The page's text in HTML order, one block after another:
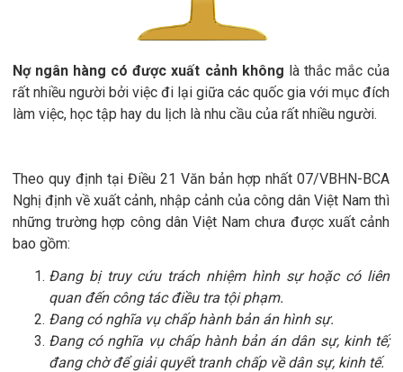
Nợ ngân hàng có được xuất cảnh không là thắc mắc của
rất nhiều người bởi việc đi lại giữa các quốc gia với mục đích
làm việc, học tập hay du lịch là nhu cầu của rất nhiều người.
Theo quy định tại Điều 21 Văn bản hợp nhất 07/VBHN-BCA
Nghị định về xuất cảnh, nhập cảnh của công dân Việt Nam thì
những trường hợp công dân Việt Nam chưa được xuất cảnh
bao gồm:
Đang bị truy cứu trách nhiệm hình sự hoặc có liên
quan đến công tác điều tra tội phạm.
Đang có nghĩa vụ chấp hành bản án hình sự.
Đang có nghĩa vụ chấp hành bản án dân sự, kinh tế;
đang chờ để giải quyết tranh chấp về dân sự, kinh tế.